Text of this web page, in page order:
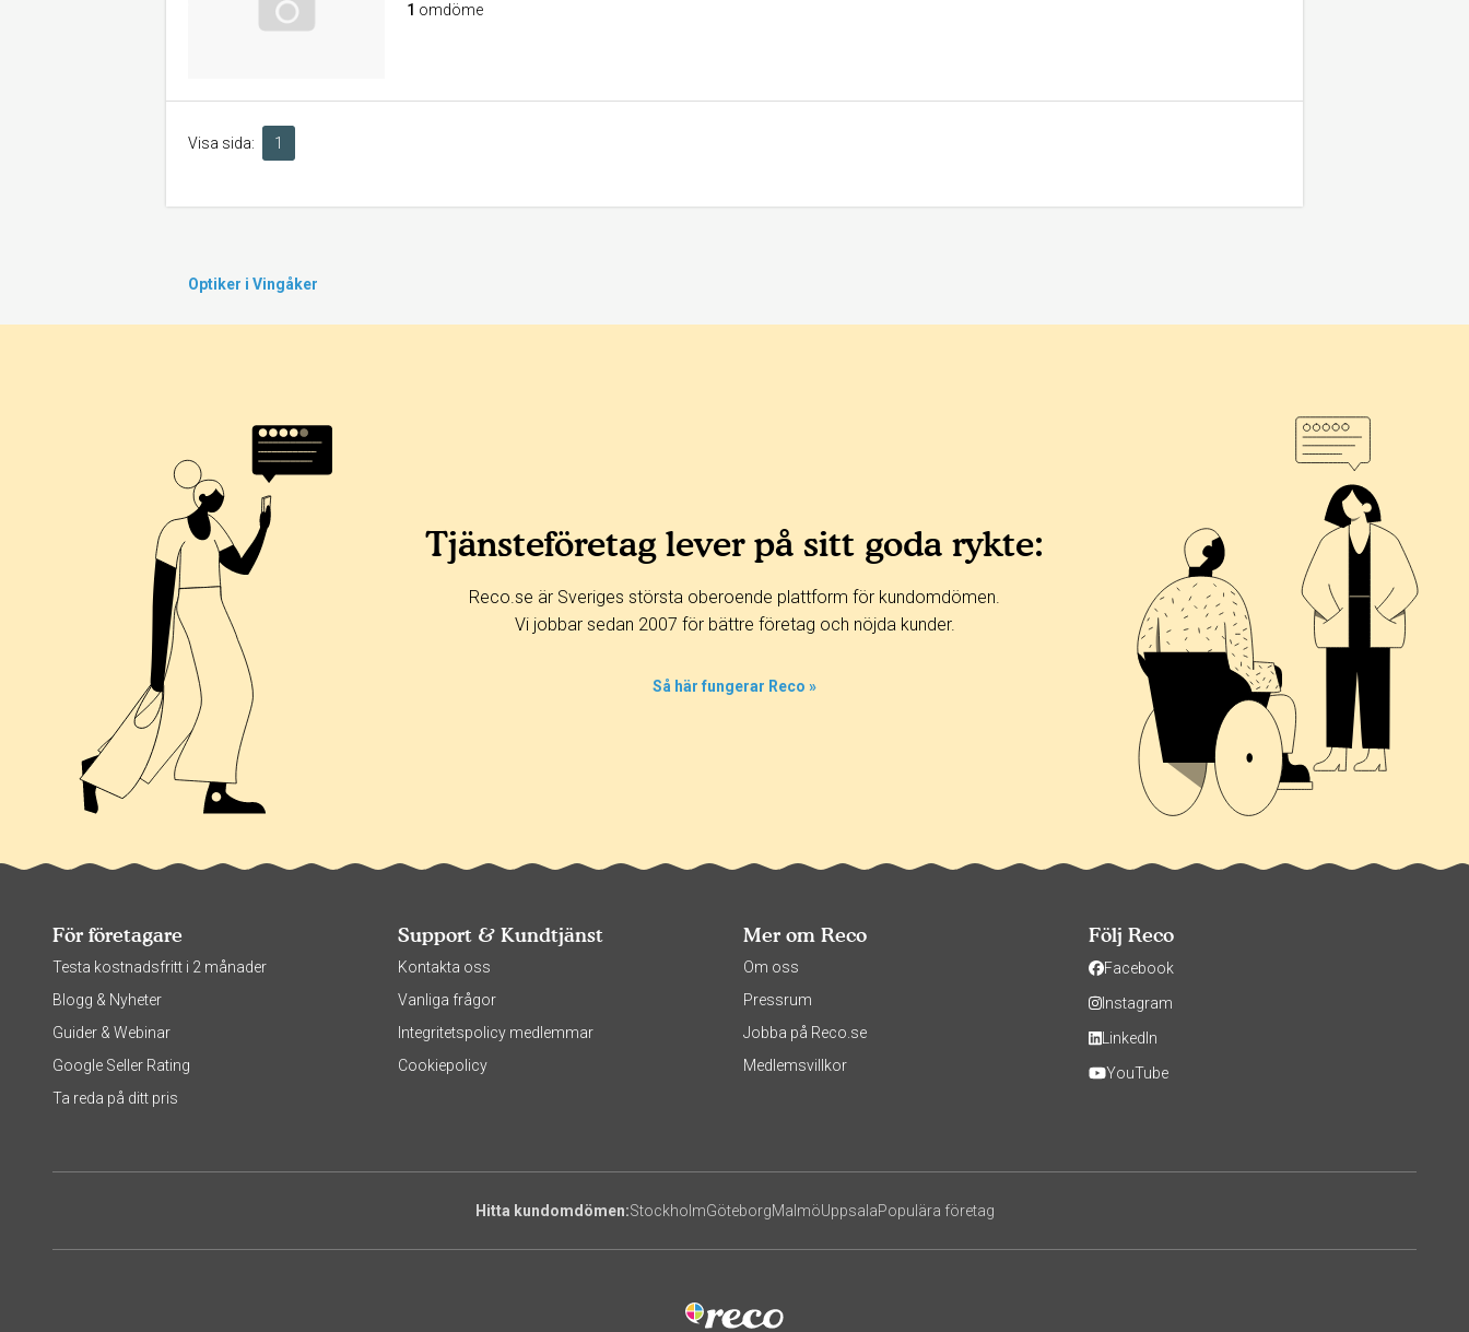
1 omdöme
Visa sida: 1
Optiker i Vingåker
Tjänsteföretag lever på sitt goda rykte:
Reco.se är Sveriges största oberoende plattform för kundomdömen.
Vi jobbar sedan 2007 för bättre företag och nöjda kunder.
Så här fungerar Reco »
För företagare
Testa kostnadsfritt i 2 månader
Blogg & Nyheter
Guider & Webinar
Google Seller Rating
Ta reda på ditt pris
Support & Kundtjänst
Kontakta oss
Vanliga frågor
Integritetspolicy medlemmar
Cookiepolicy
Mer om Reco
Om oss
Pressrum
Jobba på Reco.se
Medlemsvillkor
Följ Reco
Facebook
Instagram
LinkedIn
YouTube
Hitta kundomdömen:StockholmGöteborgMalmöUppsalaPopulära företag